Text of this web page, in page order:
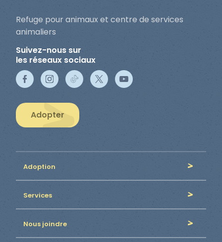
Refuge pour animaux et centre de services
animaliers
Suivez-nous sur
les réseaux sociaux
Adopter
Adoption
Services
Nous joindre